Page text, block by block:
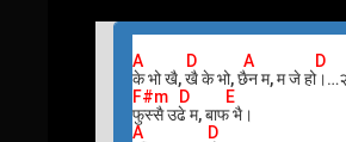
A D A D
के भो खै, खै के भो, छैन म, म जे हो।…२
F#m D E
फुस्सै उढे म, बाफ भै।
A D